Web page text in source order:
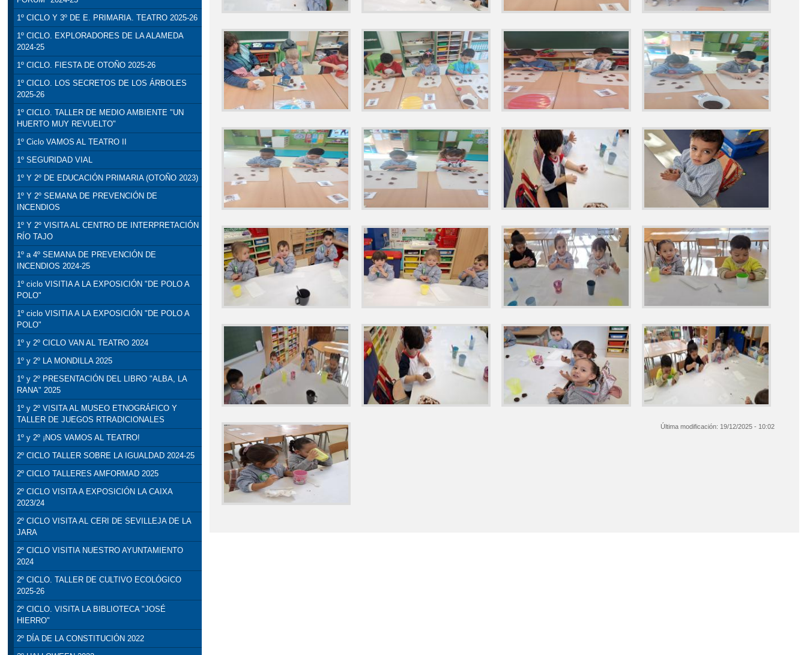
1º CICLO Y 3º DE E. PRIMARIA. TEATRO 2025-26
1º CICLO. EXPLORADORES DE LA ALAMEDA
2024-25
1º CICLO. FIESTA DE OTOÑO 2025-26
1º CICLO. LOS SECRETOS DE LOS ÁRBOLES
2025-26
1º CICLO. TALLER DE MEDIO AMBIENTE "UN
HUERTO MUY REVUELTO"
1º Ciclo VAMOS AL TEATRO II
1º SEGURIDAD VIAL
1º Y 2º DE EDUCACIÓN PRIMARIA (OTOÑO 2023)
1º Y 2º SEMANA DE PREVENCIÓN DE
INCENDIOS
1º Y 2º VISITA AL CENTRO DE INTERPRETACIÓN
RÍO TAJO
1º a 4º SEMANA DE PREVENCIÓN DE
INCENDIOS 2024-25
1º ciclo VISITIA A LA EXPOSICIÓN "DE POLO A
POLO"
1º ciclo VISITIA A LA EXPOSICIÓN "DE POLO A
POLO"
1º y 2º CICLO VAN AL TEATRO 2024
1º y 2º LA MONDILLA 2025
1º y 2º PRESENTACIÓN DEL LIBRO "ALBA, LA
RANA" 2025
1º y 2º VISITA AL MUSEO ETNOGRÁFICO Y
TALLER DE JUEGOS RTRADICIONALES
1º y 2º ¡NOS VAMOS AL TEATRO!
2º CICLO TALLER SOBRE LA IGUALDAD 2024-25
2º CICLO TALLERES AMFORMAD 2025
2º CICLO VISITA A EXPOSICIÓN LA CAIXA
2023/24
2º CICLO VISITA AL CERI DE SEVILLEJA DE LA
JARA
2º CICLO VISITIA NUESTRO AYUNTAMIENTO
2024
2º CICLO. TALLER DE CULTIVO ECOLÓGICO
2025-26
2º CICLO. VISITA LA BIBLIOTECA "JOSÉ
HIERRO"
2º DÍA DE LA CONSTITUCIÓN 2022
Última modificación: 19/12/2025 - 10:02